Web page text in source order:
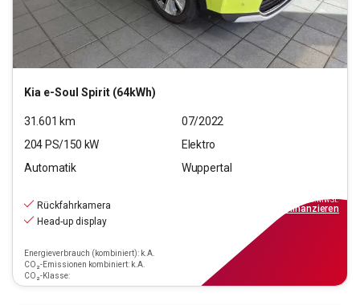
Kia e-Soul Spirit (64kWh)
31.601 km
07/2022
204 PS/150 kW
Elektro
Automatik
Wuppertal
Rückfahrkamera
Head-up display
Energieverbrauch (kombiniert): k.A.
CO₂-Emissionen kombiniert: k.A.
CO₂-Klasse:
inkl.MwSt.
finanzieren